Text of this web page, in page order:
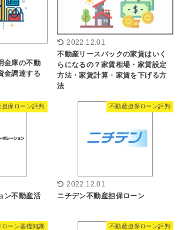
金庫の不動
金調達する
2022.12.01
不動産リースバックの家賃はいく
らになるの？家賃相場・家賃設定
方法・家賃計算・家賃を下げる方
法
担保ローン評判
ン不動産活
不動産担保ローン評判
2022.12.01
ニチデン不動産担保ローン
ーン基礎知識 不動産担保ローン評判